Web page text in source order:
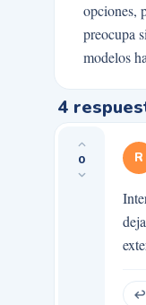
opciones,
preocupa
modelos
4
0 R
↩